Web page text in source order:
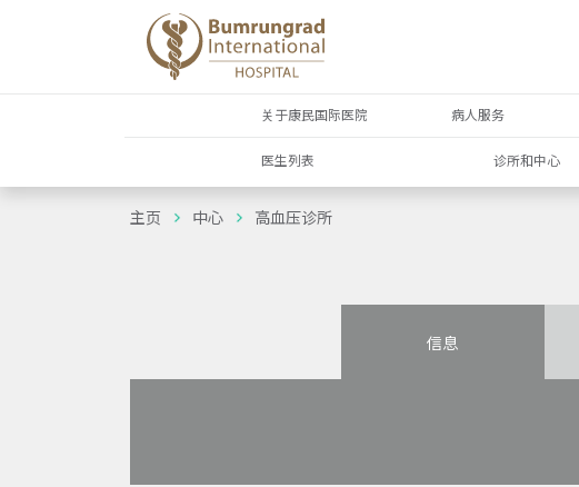
关于康民国际医院 病人服务
医生列表 诊所和中心
主页 中心 高血压诊所
信息